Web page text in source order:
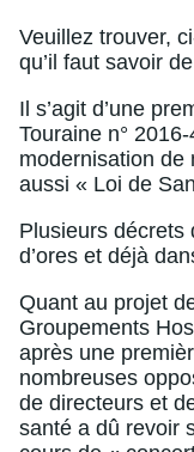
Veuillez trouver,
qu’il faut savoir
Il s’agit d’une
Touraine n°
modernisation de
aussi « Loi de
Plusieurs décrets
d’ores et déjà
Quant au projet
Groupements
après une
nombreuses
de directeurs et
santé a dû revoir